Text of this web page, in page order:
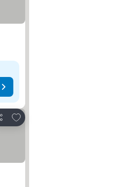
Adicionar aos favoritos